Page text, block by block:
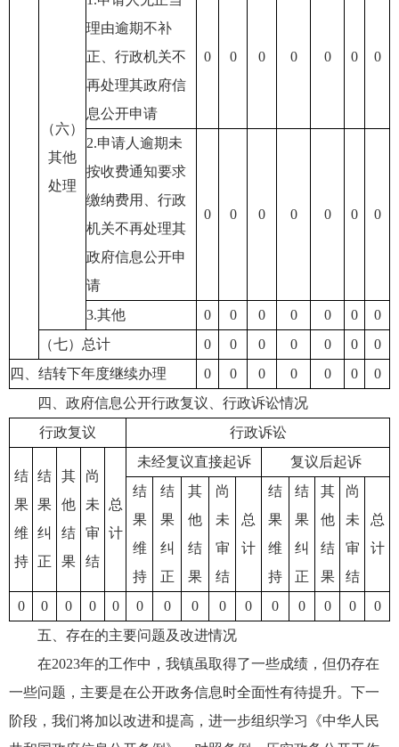
（六）
其他
处理
理由逾期不补
正、行政机关不
再处理其政府信
息公开申请
0 0 0 0 0 0 0
2.申请人逾期未
按收费通知要求
缴纳费用、行政
机关不再处理其
政府信息公开申
请
0 0 0 0 0 0 0
3.其他 0 0 0 0 0 0
0
（七）总计
0 0 0 0 0 0
0
四、结转下年度继续办理
0 0 0 0 0 0
0
四、政府信息公开行政复议、行政诉讼情况
行政复议
行政诉讼
结
果
维
持
结
果
纠
正
其
他
结
果
尚
未
审
结
总
计
未经复议直接起诉
复议后起诉
结
果
维
持
结
果
纠
正
其
他
结
果
尚
未
审
结
总
计
结
果
维
持
结
果
纠
正
其
他
结
果
尚
未
审
结
总
计
0 0 0 0 0 0 0 0 0 0 0 0 0 0
0
五、存在的主要问题及改进情况
在2023年的工作中，我镇虽取得了一些成绩，但仍存在
一些问题，主要是在公开政务信息时全面性有待提升。下一
阶段，我们将加以改进和提高，进一步组织学习《中华人民